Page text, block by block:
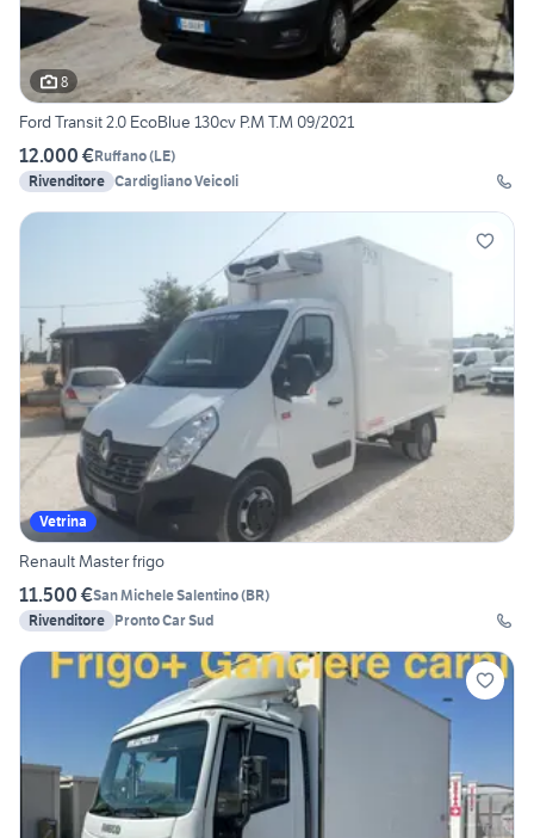
8
Ford Transit 2.0 EcoBlue 130cv P.M T.M 09/2021
12.000 €Ruffano(LE)
Rivenditore Cardigliano Veicoli
Vetrina
Renault Master frigo
11.500 €San Michele Salentino(BR)
Rivenditore Pronto Car Sud